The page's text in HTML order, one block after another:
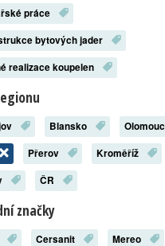
práce
bytových jader
realizace koupelen
Blansko
Olomouc
Přerov
Kroměříž
ČR
značky
Cersanit
Mereo